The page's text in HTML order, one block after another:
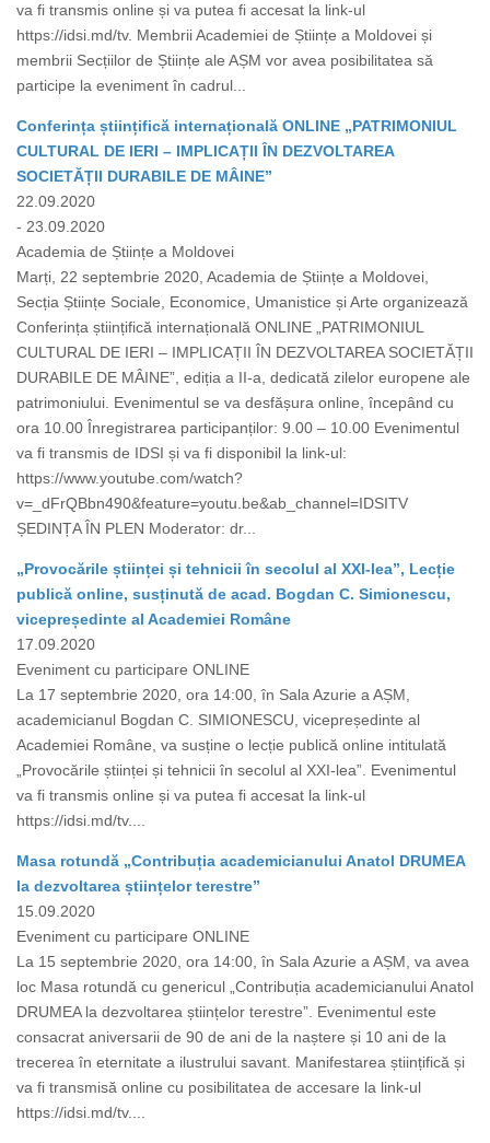
va fi transmis online și va putea fi accesat la link-ul
https://idsi.md/tv. Membrii Academiei de Științe a Moldovei și
membrii Secțiilor de Științe ale AȘM vor avea posibilitatea să
participe la eveniment în cadrul...
Conferința științifică internațională ONLINE „PATRIMONIUL
CULTURAL DE IERI – IMPLICAȚII ÎN DEZVOLTAREA
SOCIETĂȚII DURABILE DE MÂINE”
22.09.2020
- 23.09.2020
Academia de Științe a Moldovei
Marți, 22 septembrie 2020, Academia de Științe a Moldovei,
Secția Științe Sociale, Economice, Umanistice și Arte organizează
Conferința științifică internațională ONLINE „PATRIMONIUL
CULTURAL DE IERI – IMPLICAȚII ÎN DEZVOLTAREA SOCIETĂȚII
DURABILE DE MÂINE”, ediția a II-a, dedicată zilelor europene ale
patrimoniului. Evenimentul se va desfășura online, începând cu
ora 10.00 Înregistrarea participanților: 9.00 – 10.00 Evenimentul
va fi transmis de IDSI și va fi disponibil la link-ul:
https://www.youtube.com/watch?
v=_dFrQBbn490&feature=youtu.be&ab_channel=IDSITV
ȘEDINȚA ÎN PLEN Moderator: dr...
„Provocările științei și tehnicii în secolul al XXI-lea”, Lecție
publică online, susținută de acad. Bogdan C. Simionescu,
vicepreședinte al Academiei Române
17.09.2020
Eveniment cu participare ONLINE
La 17 septembrie 2020, ora 14:00, în Sala Azurie a AȘM,
academicianul Bogdan C. SIMIONESCU, vicepreședinte al
Academiei Române, va susține o lecție publică online intitulată
„Provocările științei și tehnicii în secolul al XXI-lea”. Evenimentul
va fi transmis online și va putea fi accesat la link-ul
https://idsi.md/tv....
Masa rotundă „Contribuția academicianului Anatol DRUMEA
la dezvoltarea științelor terestre”
15.09.2020
Eveniment cu participare ONLINE
La 15 septembrie 2020, ora 14:00, în Sala Azurie a AȘM, va avea
loc Masa rotundă cu genericul „Contribuția academicianului Anatol
DRUMEA la dezvoltarea științelor terestre”. Evenimentul este
consacrat aniversarii de 90 de ani de la naștere și 10 ani de la
trecerea în eternitate a ilustrului savant. Manifestarea științifică și
va fi transmisă online cu posibilitatea de accesare la link-ul
https://idsi.md/tv....